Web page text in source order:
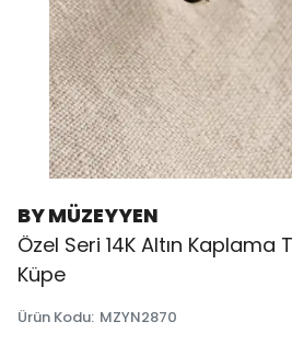
BY MÜZEYYEN
Özel Seri 14K Altın Kaplama
Küpe
Ürün Kodu: MZYN2870